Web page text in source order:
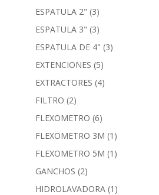
ESPATULA 2" (3)
ESPATULA 3" (3)
ESPATULA DE 4" (3)
EXTENCIONES (5)
EXTRACTORES (4)
FILTRO (2)
FLEXOMETRO (6)
FLEXOMETRO 3M (1)
FLEXOMETRO 5M (1)
GANCHOS (2)
HIDROLAVADORA (1)